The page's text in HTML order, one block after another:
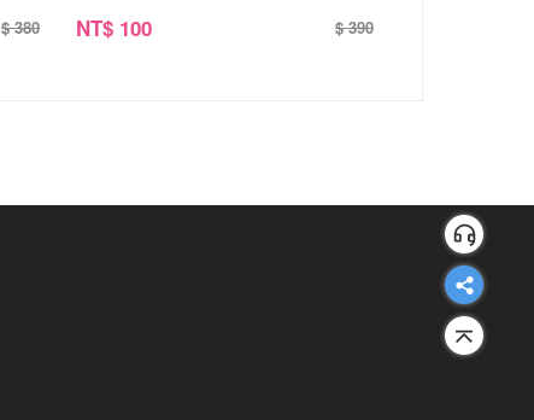
$ 380 NT$ 100 $ 390